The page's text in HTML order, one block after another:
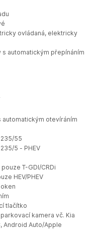
ovládaná, elektricky
automatickým přepínáním
otevíráním
55
5 - PHEV
T-GDI/CRDi
HEV/PHEV
tlačítko
kamera vč. Kia
Android Auto/Apple